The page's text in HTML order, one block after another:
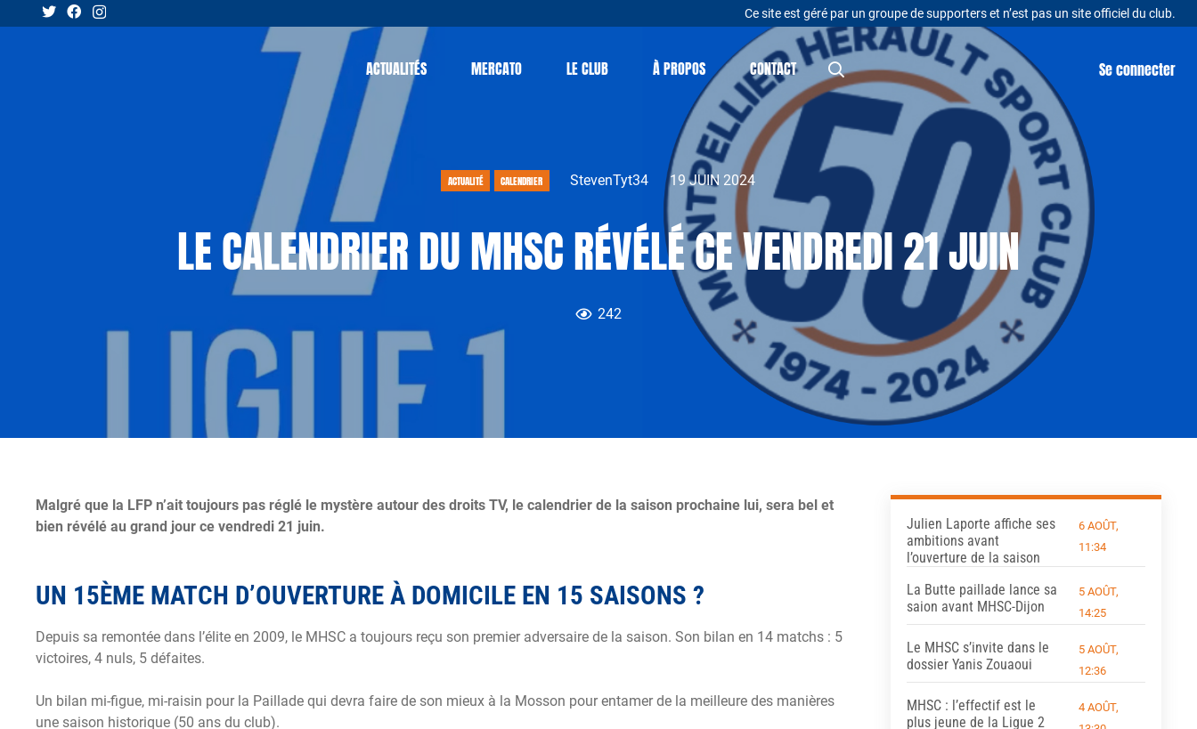
Ce site est géré par un groupe de supporters et n’est pas un site officiel du club.
ACTUALITÉS MERCATO LE CLUB À PROPOS CONTACT Se connecter
ACTUALITÉ CALENDRIER StevenTyt34 19 JUIN 2024
LE CALENDRIER DU MHSC RÉVÉLÉ CE VENDREDI 21 JUIN
242
Malgré que la LFP n’ait toujours pas réglé le mystère autour des droits TV, le calendrier de la saison prochaine lui, sera bel et
bien révélé au grand jour ce vendredi 21 juin.
UN 15ÈME MATCH D’OUVERTURE À DOMICILE EN 15 SAISONS ?
Depuis sa remontée dans l’élite en 2009, le MHSC a toujours reçu son premier adversaire de la saison. Son bilan en 14 matchs : 5
victoires, 4 nuls, 5 défaites.
Un bilan mi-figue, mi-raisin pour la Paillade qui devra faire de son mieux à la Mosson pour entamer de la meilleure des manières
une saison historique (50 ans du club).
Julien Laporte affiche ses
ambitions avant
l’ouverture de la saison
6 AOÛT,
11:34
La Butte paillade lance sa
saion avant MHSC-Dijon
5 AOÛT,
14:25
Le MHSC s’invite dans le
dossier Yanis Zouaoui
5 AOÛT,
12:36
MHSC : l’effectif est le
plus jeune de la Ligue 2
4 AOÛT,